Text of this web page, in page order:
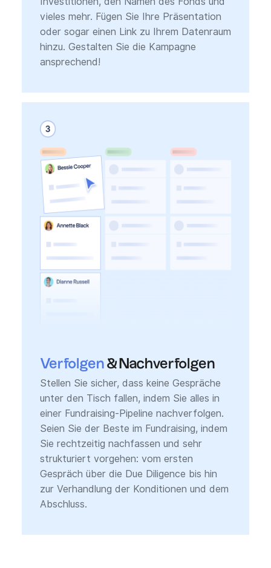
vieles mehr. Fügen Sie Ihre Präsentation
oder sogar einen Link zu Ihrem Datenraum
hinzu. Gestalten Sie die Kampagne
ansprechend!
Verfolgen & Nachverfolgen
Stellen Sie sicher, dass keine Gespräche
unter den Tisch fallen, indem Sie alles in
einer Fundraising-Pipeline nachverfolgen.
Seien Sie der Beste im Fundraising, indem
Sie rechtzeitig nachfassen und sehr
strukturiert vorgehen: vom ersten
Gespräch über die Due Diligence bis hin
zur Verhandlung der Konditionen und dem
Abschluss.